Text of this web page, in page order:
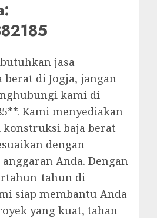
jasa
di Jogja, jangan
kami di
Kami menyediakan
konstruksi baja berat
dengan
Anda. Dengan
tahun di
siap membantu Anda
yang kuat, tahan